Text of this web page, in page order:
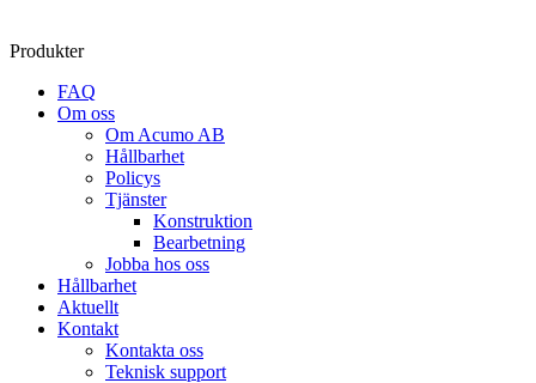
Produkter
FAQ
Om oss
Om Acumo AB
Hållbarhet
Policys
Tjänster
Konstruktion
Bearbetning
Jobba hos oss
Hållbarhet
Aktuellt
Kontakt
Kontakta oss
Teknisk support